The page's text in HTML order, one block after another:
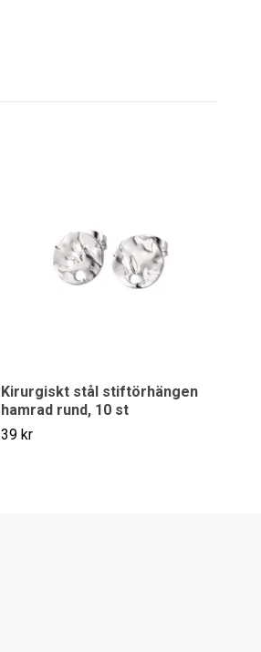
Kirurgiskt stål stiftörhängen
hamrad rund, 10 st
39 kr